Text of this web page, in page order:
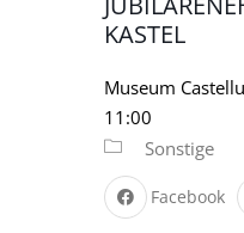
KASTEL
Museum
11:00
Sonstige
Facebook